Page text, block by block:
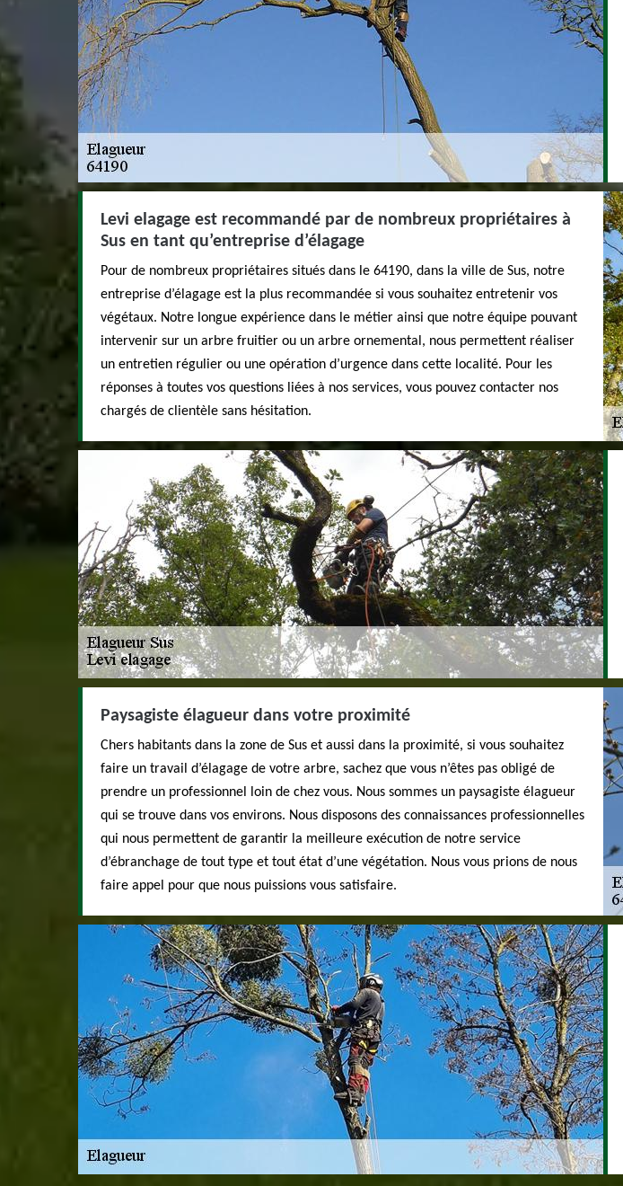
Levi elagage est recommandé par de nombreux propriétaires à
Sus en tant qu’entreprise d’élagage
Pour de nombreux propriétaires situés dans le 64190, dans la ville de Sus, notre
entreprise d’élagage est la plus recommandée si vous souhaitez entretenir vos
végétaux. Notre longue expérience dans le métier ainsi que notre équipe pouvant
intervenir sur un arbre fruitier ou un arbre ornemental, nous permettent réaliser
un entretien régulier ou une opération d’urgence dans cette localité. Pour les
réponses à toutes vos questions liées à nos services, vous pouvez contacter nos
chargés de clientèle sans hésitation.
Paysagiste élagueur dans votre proximité
Chers habitants dans la zone de Sus et aussi dans la proximité, si vous souhaitez
faire un travail d’élagage de votre arbre, sachez que vous n’êtes pas obligé de
prendre un professionnel loin de chez vous. Nous sommes un paysagiste élagueur
qui se trouve dans vos environs. Nous disposons des connaissances professionnelles
qui nous permettent de garantir la meilleure exécution de notre service
d’ébranchage de tout type et tout état d’une végétation. Nous vous prions de nous
faire appel pour que nous puissions vous satisfaire.